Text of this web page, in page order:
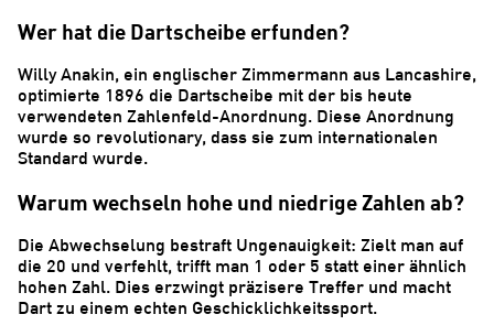
Wer hat die Dartscheibe erfunden?
Willy Anakin, ein englischer Zimmermann aus Lancashire,
optimierte 1896 die Dartscheibe mit der bis heute
verwendeten Zahlenfeld-Anordnung. Diese Anordnung
wurde so revolutionary, dass sie zum internationalen
Standard wurde.
Warum wechseln hohe und niedrige Zahlen ab?
Die Abwechselung bestraft Ungenauigkeit: Zielt man auf
die 20 und verfehlt, trifft man 1 oder 5 statt einer ähnlich
hohen Zahl. Dies erzwingt präzisere Treffer und macht
Dart zu einem echten Geschicklichkeitssport.